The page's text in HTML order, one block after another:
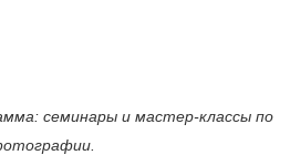
семинары и мастер-классы по